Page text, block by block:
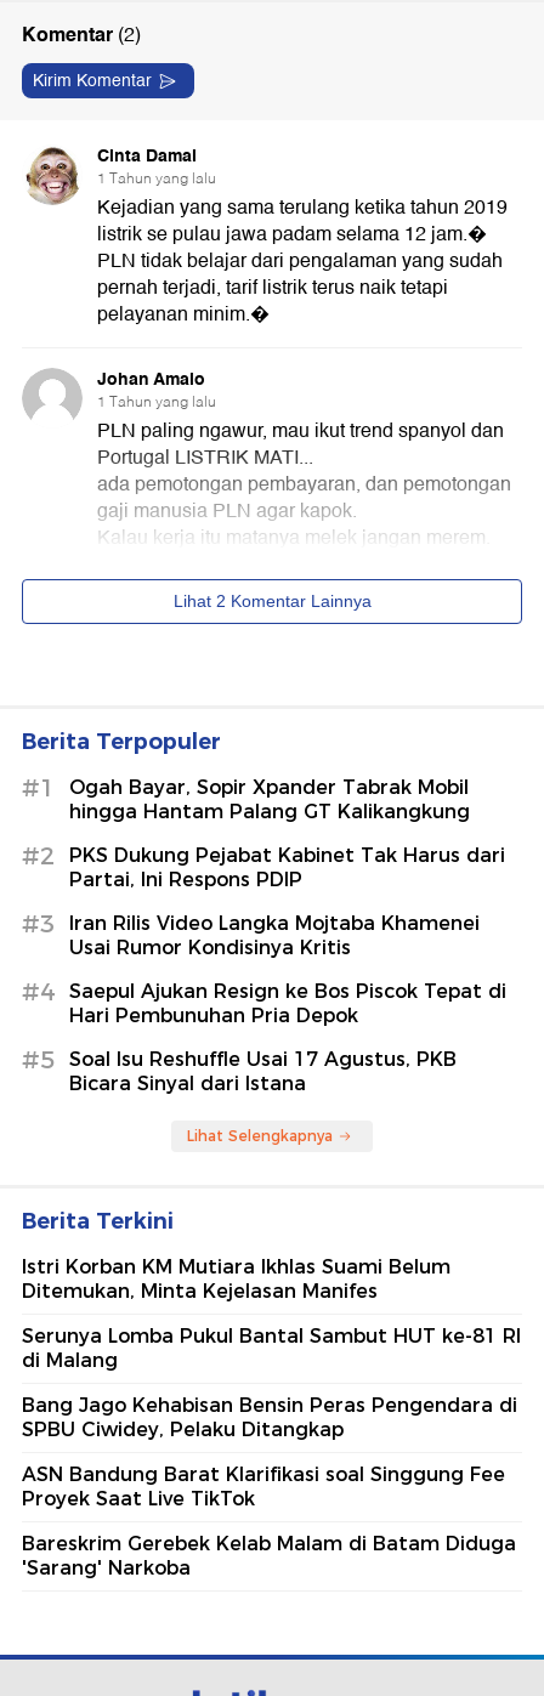
Berita Terpopuler
#1
Ogah Bayar, Sopir Xpander Tabrak Mobil
hingga Hantam Palang GT Kalikangkung
#2
PKS Dukung Pejabat Kabinet Tak Harus dari
Partai, Ini Respons PDIP
#3
Iran Rilis Video Langka Mojtaba Khamenei
Usai Rumor Kondisinya Kritis
#4
Saepul Ajukan Resign ke Bos Piscok Tepat di
Hari Pembunuhan Pria Depok
#5
Soal Isu Reshuffle Usai 17 Agustus, PKB
Bicara Sinyal dari Istana
Lihat Selengkapnya
Berita Terkini
Istri Korban KM Mutiara Ikhlas Suami Belum
Ditemukan, Minta Kejelasan Manifes
Serunya Lomba Pukul Bantal Sambut HUT ke-81 RI
di Malang
Bang Jago Kehabisan Bensin Peras Pengendara di
SPBU Ciwidey, Pelaku Ditangkap
ASN Bandung Barat Klarifikasi soal Singgung Fee
Proyek Saat Live TikTok
Bareskrim Gerebek Kelab Malam di Batam Diduga
'Sarang' Narkoba